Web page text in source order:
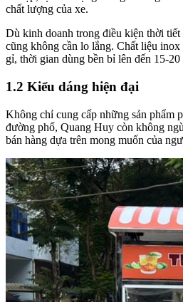
chất lượng của xe.
Dù kinh doanh trong điều kiện thời
cũng không cần lo lắng. Chất liệu
gỉ, thời gian dùng bền bỉ lên đến 15-
1.2 Kiểu dáng hiện đại
Không chỉ cung cấp những sản phẩm
đường phố, Quang Huy còn không
bán hàng dựa trên mong muốn của